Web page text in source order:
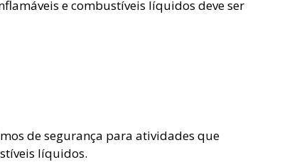
e combustíveis líquidos deve ser
de segurança para atividades que
líquidos.